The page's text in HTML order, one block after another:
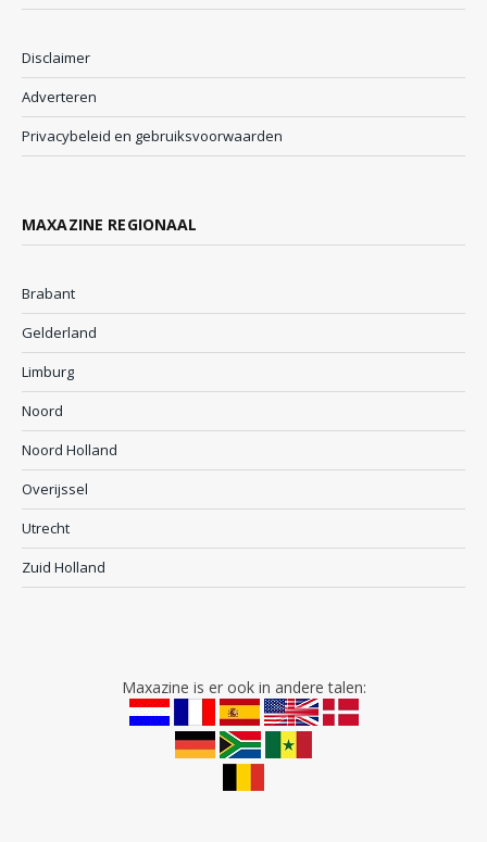
Disclaimer
Adverteren
Privacybeleid en gebruiksvoorwaarden
MAXAZINE REGIONAAL
Brabant
Gelderland
Limburg
Noord
Noord Holland
Overijssel
Utrecht
Zuid Holland
Maxazine is er ook in andere talen: